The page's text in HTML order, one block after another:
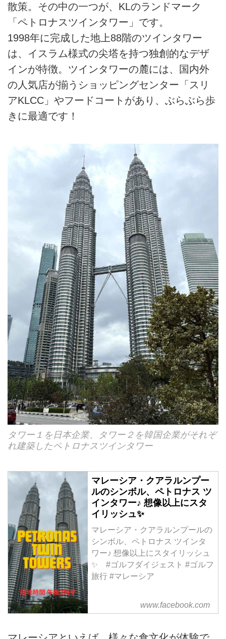
散策。その中の一つが、KLのランドマーク
「ペトロナスツインタワー」です。
1998年に完成した地上88階のツインタワー
は、イスラム様式の尖塔を持つ独創的なデザ
インが特徴。ツインタワーの麓には、国内外
の人気店が揃うショッピングセンター「スリ
アKLCC」やフードコートがあり、ぶらぶら歩
きに最適です！
タワー１を日本企業、タワー２を韓国企業がそれぞ
れ建築したペトロナスツインタワー
マレーシア・クアラルンプー
ルのシンボル、ペトロナス ツ
インタワー♪ 想像以上にスタ
イリッシュ✨
マレーシア・クアラルンプールの
シンボル、ペトロナス ツインタ
ワー♪ 想像以上にスタイリッシュ
✨ #ゴルフダイジェスト #ゴルフ
旅行 #マレーシア
www.facebook.com